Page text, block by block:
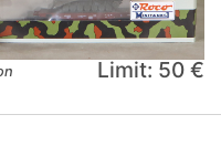
Limit: 50 €